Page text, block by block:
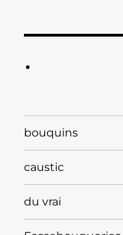
bouquins
caustic
du vrai